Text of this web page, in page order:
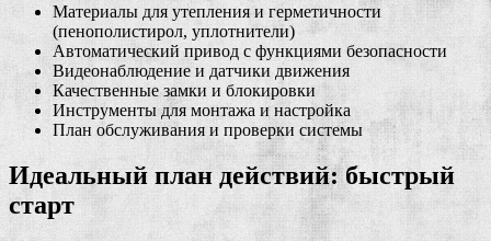
Материалы для утепления и герметичности
(пенополистирол, уплотнители)
Автоматический привод с функциями безопасности
Видеонаблюдение и датчики движения
Качественные замки и блокировки
Инструменты для монтажа и настройка
План обслуживания и проверки системы
Идеальный план действий: быстрый
старт